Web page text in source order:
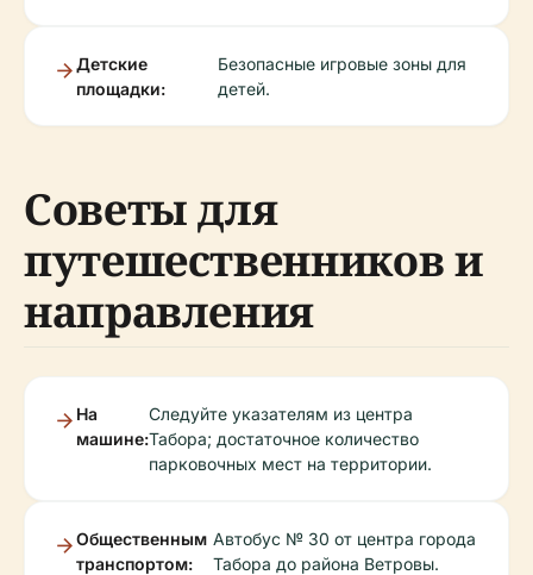
Детские
площадки:
Безопасные игровые зоны для
детей.
Советы для
путешественников и
направления
На
машине:
Следуйте указателям из центра
Табора; достаточное количество
парковочных мест на территории.
Общественным
транспортом:
Автобус № 30 от центра города
Табора до района Ветровы.